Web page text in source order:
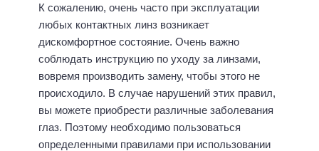
К сожалению, очень часто при эксплуатации
любых контактных линз возникает
дискомфортное состояние. Очень важно
соблюдать инструкцию по уходу за линзами,
вовремя производить замену, чтобы этого не
происходило. В случае нарушений этих правил,
вы можете приобрести различные заболевания
глаз. Поэтому необходимо пользоваться
определенными правилами при использовании